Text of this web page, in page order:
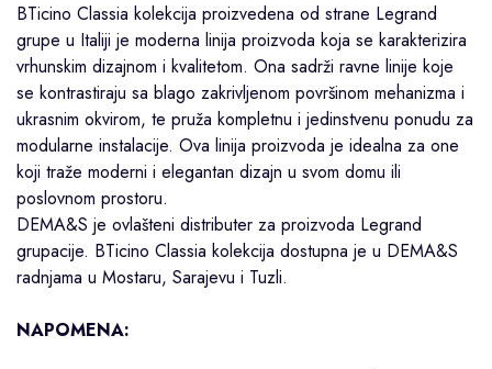
BTicino Classia kolekcija proizvedena od strane Legrand
grupe u Italiji je moderna linija proizvoda koja se karakterizira
vrhunskim dizajnom i kvalitetom. Ona sadrži ravne linije koje
se kontrastiraju sa blago zakrivljenom površinom mehanizma i
ukrasnim okvirom, te pruža kompletnu i jedinstvenu ponudu za
modularne instalacije. Ova linija proizvoda je idealna za one
koji traže moderni i elegantan dizajn u svom domu ili
poslovnom prostoru.
DEMA&S je ovlašteni distributer za proizvoda Legrand
grupacije. BTicino Classia kolekcija dostupna je u DEMA&S
radnjama u Mostaru, Sarajevu i Tuzli.
NAPOMENA: